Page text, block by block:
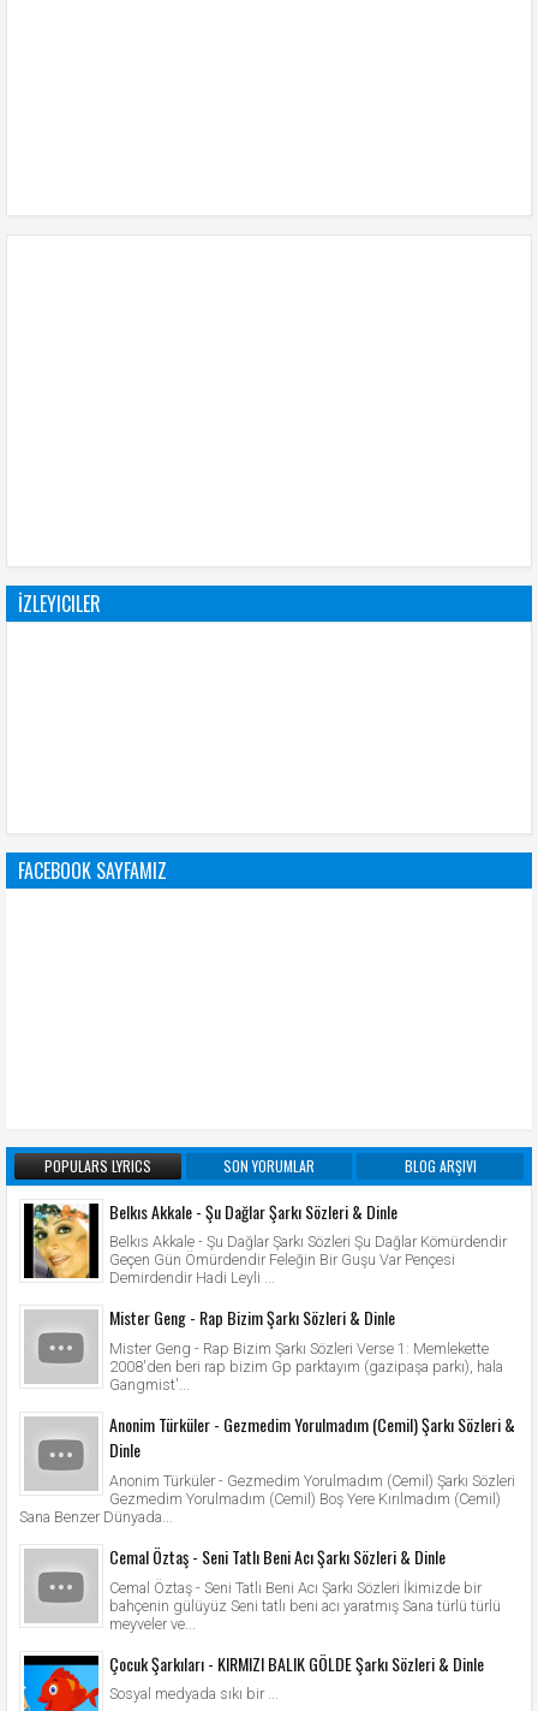
İZLEYICILER
FACEBOOK SAYFAMIZ
POPULARS LYRICS SON YORUMLAR BLOG ARŞIVI
Belkıs Akkale - Şu Dağlar Şarkı Sözleri & Dinle
Belkıs Akkale - Şu Dağlar Şarkı Sözleri Şu Dağlar Kömürdendir
Geçen Gün Ömürdendir Feleğin Bir Guşu Var Pençesi
Demirdendir Hadi Leyli ...
Mister Geng - Rap Bizim Şarkı Sözleri & Dinle
Mister Geng - Rap Bizim Şarkı Sözleri Verse 1: Memlekette
2008'den beri rap bizim Gp parktayım (gazipaşa parkı), hala
Gangmist'...
Anonim Türküler - Gezmedim Yorulmadım (Cemil) Şarkı Sözleri &
Dinle
Anonim Türküler - Gezmedim Yorulmadım (Cemil) Şarkı Sözleri
Gezmedim Yorulmadım (Cemil) Boş Yere Kırılmadım (Cemil)
Sana Benzer Dünyada...
Cemal Öztaş - Seni Tatlı Beni Acı Şarkı Sözleri & Dinle
Cemal Öztaş - Seni Tatlı Beni Acı Şarkı Sözleri İkimizde bir
bahçenin gülüyüz Seni tatlı beni acı yaratmış Sana türlü türlü
meyveler ve...
Çocuk Şarkıları - KIRMIZI BALIK GÖLDE Şarkı Sözleri & Dinle
Sosyal medyada sıkı bir ...